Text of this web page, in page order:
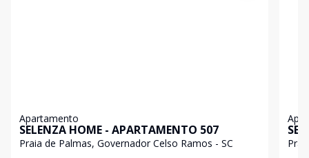
Apartamento
SELENZA HOME - APARTAMENTO 507
Praia de Palmas, Governador Celso Ramos - SC